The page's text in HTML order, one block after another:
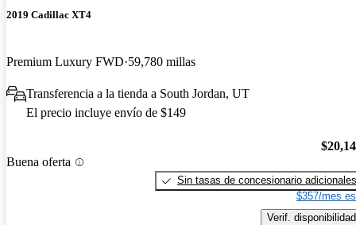
2019 Cadillac XT4
Premium Luxury FWD 59,780 millas
Transferencia a la tienda a South Jordan, UT
El precio incluye envío de $149
Buena oferta
Sin tasas de concesionario adicionales
$357/mes
Verif. disponibilidad